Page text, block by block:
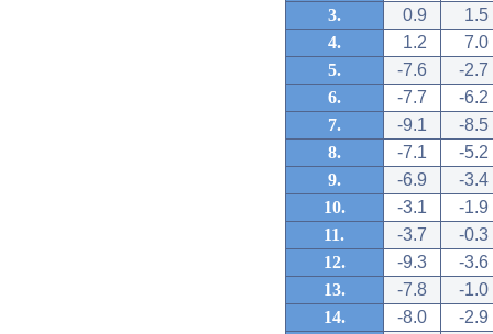
3.
0.9
1.5
4.
1.2
7.0
5.
-7.6
-2.7
6.
-7.7
-6.2
7.
-9.1
-8.5
8.
-7.1
-5.2
9.
-6.9
-3.4
10.
-3.1
-1.9
11.
-3.7
-0.3
12.
-9.3
-3.6
13.
-7.8
-1.0
14.
-8.0
-2.9